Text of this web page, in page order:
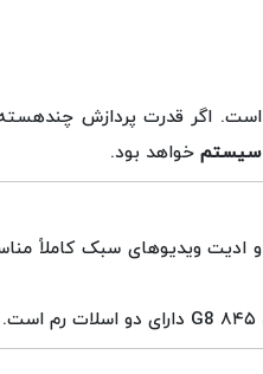
اگر قدرت پردازش
خواهد بود.
و ادیت ویدیوهای سبک کاملاً